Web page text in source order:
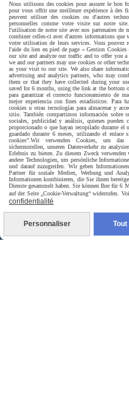
Nous utilisons des cookies pour assurer le bon
pour vous offrir une meilleure expérience à des
peuvent utiliser des cookies ou d'autres
personnelles comme votre visite sur notre
l'utilisation de notre site avec nos partenaires de
combiner celles-ci avec d'autres informations
votre utilisation de leurs services. Vous pouvez
l'aide du lien en pied de page « Gestion Cookies
our site and analyze our traffic and to offer you
we and our partners may use cookies or other
as your visit to our site. We also share
advertising and analytics partners, who may
them or that they have collected during your
saved for 6 months, using the link at the bottom
para garantizar el correcto funcionamiento de
mejor experiencia con fines estadísticos. Para
cookies u otras tecnologías para almacenar y
sitio. También compartimos información sobre
sociales, publicidad y análisis, quienes pueden
proporcionado o que hayan recopilado durante el
guardado durante 6 meses, utilizando el
cookies”. Wir verwenden Cookies, um das
sicherzustellen, unseren Datenverkehr zu
Erlebnis zu bieten. Zu diesem Zweck
andere Technologien, um persönliche
und darauf zuzugreifen. Wir geben
Partner für soziale Medien, Werbung und
Informationen kombinieren, die Sie ihnen
Dienste gesammelt haben. Sie können Ihre für 6
auf der Seite „Cookie-Verwaltung“ widerrufen.
confidentialité
Personnaliser